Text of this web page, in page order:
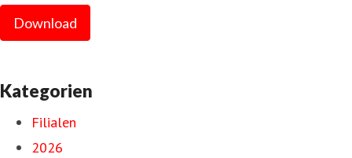
Download
Kategorien
Filialen
2026